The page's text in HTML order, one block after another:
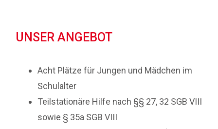
UNSER ANGEBOT
Acht Plätze für Jungen und Mädchen im
Schulalter
Teilstationäre Hilfe nach §§ 27, 32 SGB VIII
sowie § 35a SGB VIII